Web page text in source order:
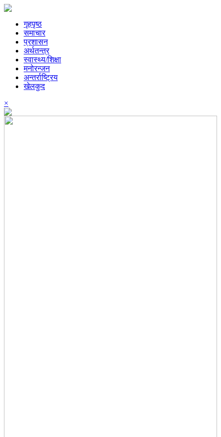
गृहपृष्ठ
समाचार
प्रशासन
अर्थतन्त्र
स्वास्थ्य/शिक्षा
मनोरन्जन
अन्तर्राष्ट्रिय
खेलकुद
×